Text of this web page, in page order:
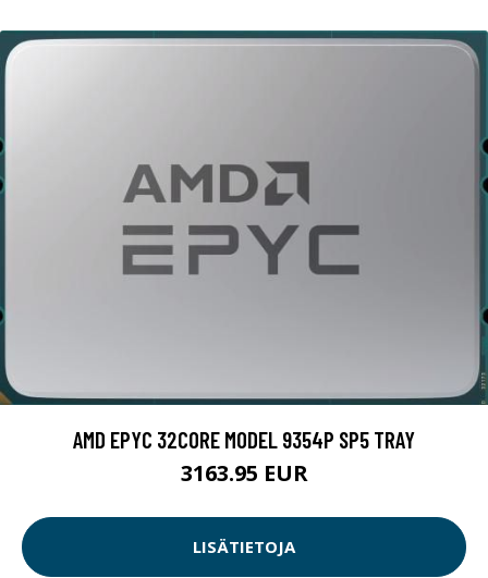
AMD EPYC 32CORE MODEL 9354P SP5 TRAY
3163.95 EUR
LISÄTIETOJA